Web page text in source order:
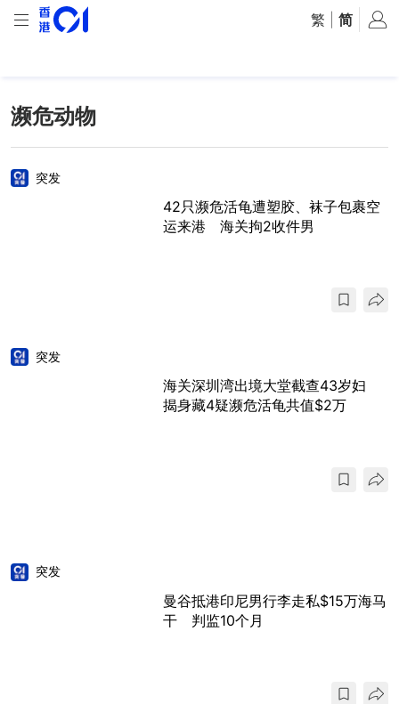
繁 简
濒危动物
突发
42只濒危活龟遭塑胶、袜子包裹空
运来港 海关拘2收件男
突发
海关深圳湾出境大堂截查43岁妇
揭身藏4疑濒危活龟共值$2万
突发
曼谷抵港印尼男行李走私$15万海马
干 判监10个月